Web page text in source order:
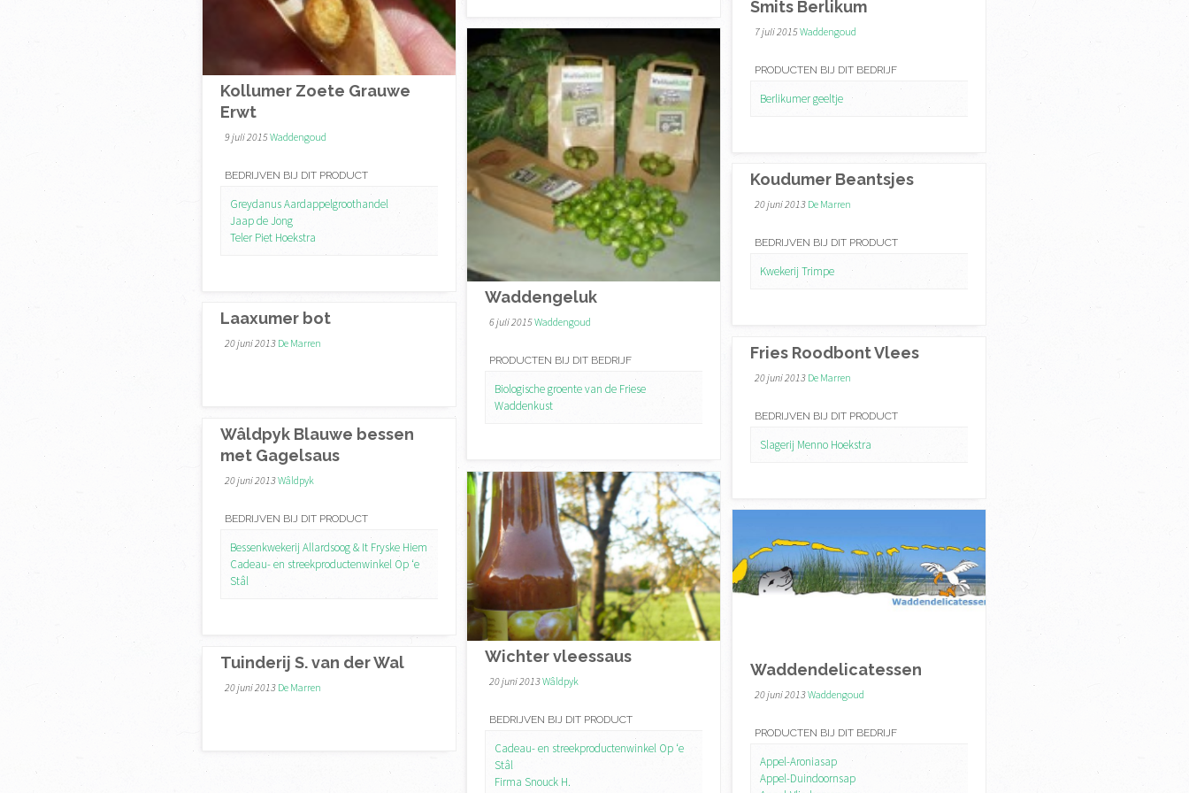
Kollumer Zoete Grauwe
Erwt
9 juli 2015Waddengoud
BEDRIJVEN BIJ DIT PRODUCT
Greydanus Aardappelgroothandel
Jaap de Jong
Teler Piet Hoekstra
Smits Berlikum
7 juli 2015Waddengoud
PRODUCTEN BIJ DIT BEDRIJF
Berlikumer geeltje
Waddengeluk
6 juli 2015Waddengoud
PRODUCTEN BIJ DIT BEDRIJF
Biologische groente van de Friese
Waddenkust
Koudumer Beantsjes
20 juni 2013 De Marren
BEDRIJVEN BIJ DIT PRODUCT
Kwekerij Trimpe
Laaxumer bot
20 juni 2013 De Marren
Fries Roodbont Vlees
20 juni 2013 De Marren
BEDRIJVEN BIJ DIT PRODUCT
Slagerij Menno Hoekstra
Wâldpyk Blauwe bessen
met Gagelsaus
20 juni 2013Wâldpyk
BEDRIJVEN BIJ DIT PRODUCT
Bessenkwekerij Allardsoog & It Fryske Hiem
Cadeau- en streekproductenwinkel Op ‘e
Stâl
Wichter vleessaus
20 juni 2013Wâldpyk
BEDRIJVEN BIJ DIT PRODUCT
Cadeau- en streekproductenwinkel Op ‘e
Stâl
Firma Snouck H.
Waddendelicatessen
20 juni 2013Waddengoud
PRODUCTEN BIJ DIT BEDRIJF
Appel-Aroniasap
Appel-Duindoornsap
Tuinderij S. van der Wal
20 juni 2013 De Marren